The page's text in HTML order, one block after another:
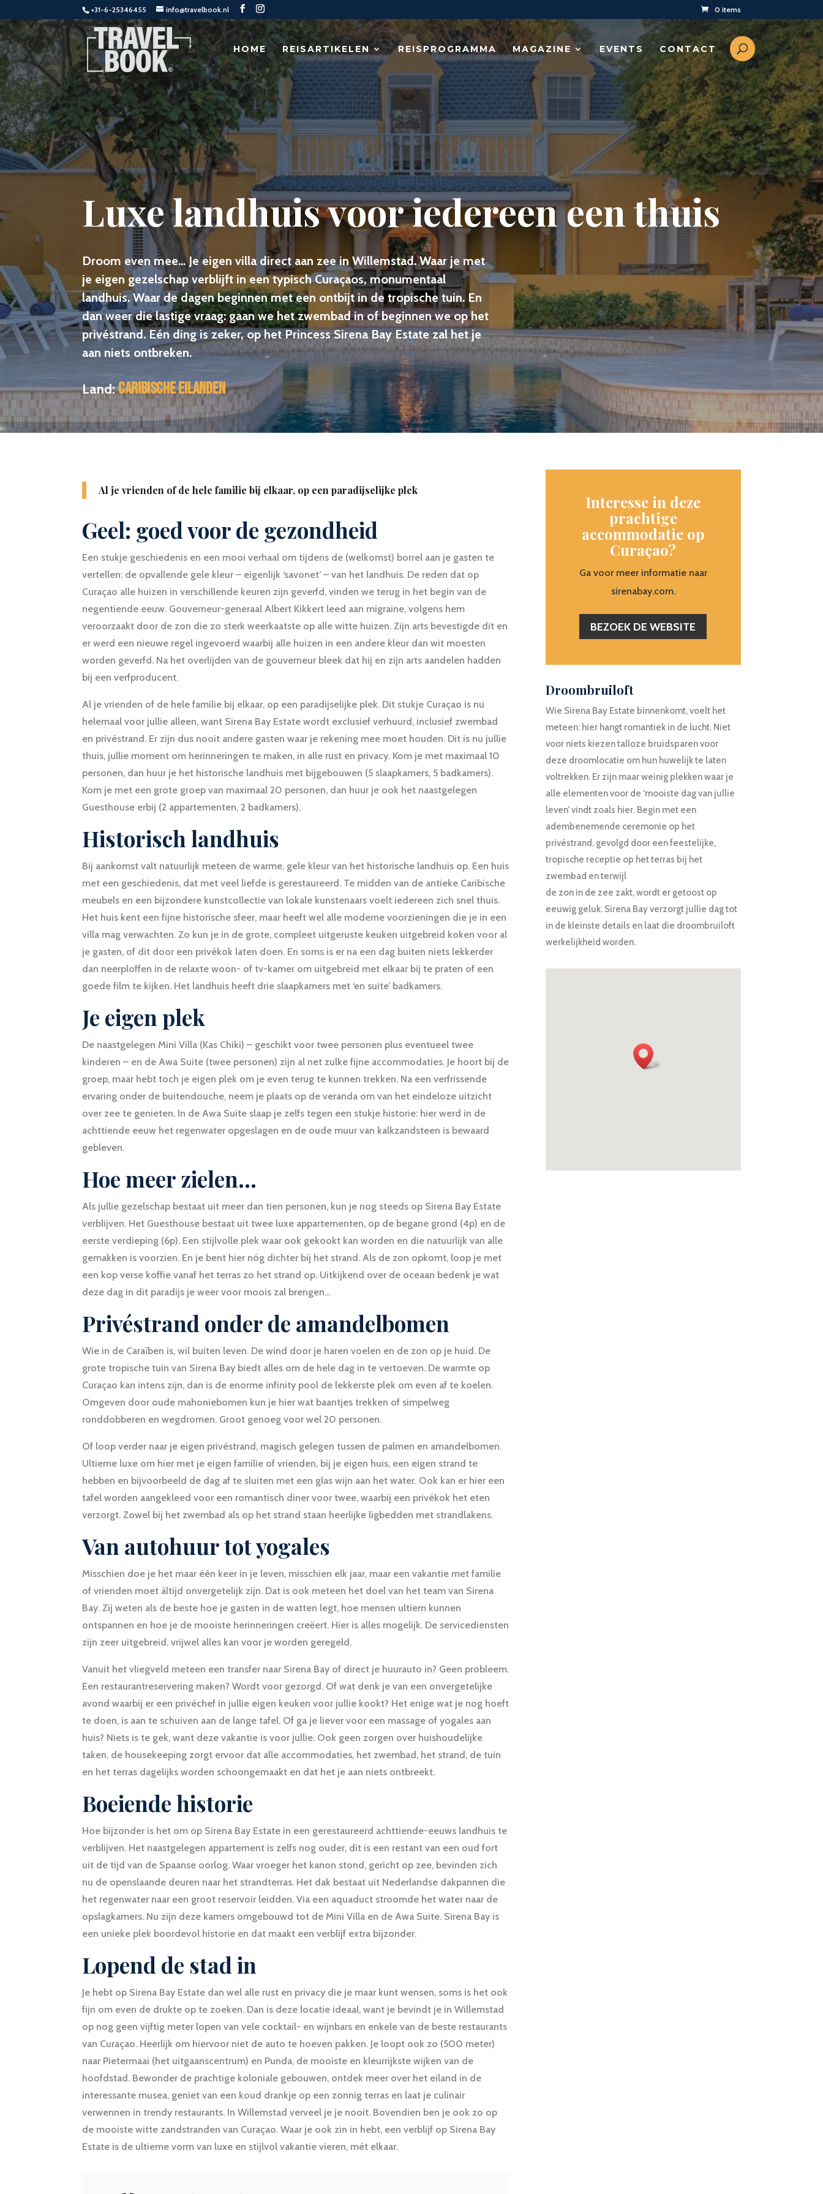
+31-6-25346455 info@travelbook.nl 0 items
HOME REISARTIKELEN REISPROGRAMMA MAGAZINE EVENTS CONTACT
Luxe landhuis voor iedereen een thuis
Droom even mee… Je eigen villa direct aan zee in Willemstad. Waar je met
je eigen gezelschap verblijft in een typisch Curaçaos, monumentaal
landhuis. Waar de dagen beginnen met een ontbijt in de tropische tuin. En
dan weer die lastige vraag: gaan we het zwembad in of beginnen we op het
privéstrand. Eén ding is zeker, op het Princess Sirena Bay Estate zal het je
aan niets ontbreken.
Land:Caribische eilanden
Al je vrienden of de hele familie bij elkaar, op een paradijselijke plek
Geel: goed voor de gezondheid
Een stukje geschiedenis en een mooi verhaal om tijdens de (welkomst) borrel aan je gasten te
vertellen: de opvallende gele kleur – eigenlijk ‘savonet’ – van het landhuis. De reden dat op
Curaçao alle huizen in verschillende keuren zijn geverfd, vinden we terug in het begin van de
negentiende eeuw. Gouverneur-generaal Albert Kikkert leed aan migraine, volgens hem
veroorzaakt door de zon die zo sterk weerkaatste op alle witte huizen. Zijn arts bevestigde dit en
er werd een nieuwe regel ingevoerd waarbij alle huizen in een andere kleur dan wit moesten
worden geverfd. Na het overlijden van de gouverneur bleek dat hij en zijn arts aandelen hadden
bij een verfproducent.
Al je vrienden of de hele familie bij elkaar, op een paradijselijke plek. Dit stukje Curaçao is nu
helemaal voor jullie alleen, want Sirena Bay Estate wordt exclusief verhuurd, inclusief zwembad
en privéstrand. Er zijn dus nooit andere gasten waar je rekening mee moet houden. Dit is nu jullie
thuis, jullie moment om herinneringen te maken, in alle rust en privacy. Kom je met maximaal 10
personen, dan huur je het historische landhuis met bijgebouwen (5 slaapkamers, 5 badkamers).
Kom je met een grote groep van maximaal 20 personen, dan huur je ook het naastgelegen
Guesthouse erbij (2 appartementen, 2 badkamers).
Historisch landhuis
Bij aankomst valt natuurlijk meteen de warme, gele kleur van het historische landhuis op. Een huis
met een geschiedenis, dat met veel liefde is gerestaureerd. Te midden van de antieke Caribische
meubels en een bijzondere kunstcollectie van lokale kunstenaars voelt iedereen zich snel thuis.
Het huis kent een fijne historische sfeer, maar heeft wel alle moderne voorzieningen die je in een
villa mag verwachten. Zo kun je in de grote, compleet uitgeruste keuken uitgebreid koken voor al
je gasten, of dit door een privékok laten doen. En soms is er na een dag buiten niets lekkerder
dan neerploffen in de relaxte woon- of tv-kamer om uitgebreid met elkaar bij te praten of een
goede film te kijken. Het landhuis heeft drie slaapkamers met ‘en suite’ badkamers.
Je eigen plek
De naastgelegen Mini Villa (Kas Chiki) – geschikt voor twee personen plus eventueel twee
kinderen – en de Awa Suite (twee personen) zijn al net zulke fijne accommodaties. Je hoort bij de
groep, maar hebt toch je eigen plek om je even terug te kunnen trekken. Na een verfrissende
ervaring onder de buitendouche, neem je plaats op de veranda om van het eindeloze uitzicht
over zee te genieten. In de Awa Suite slaap je zelfs tegen een stukje historie: hier werd in de
achttiende eeuw het regenwater opgeslagen en de oude muur van kalkzandsteen is bewaard
gebleven.
Hoe meer zielen…
Als jullie gezelschap bestaat uit meer dan tien personen, kun je nog steeds op Sirena Bay Estate
verblijven. Het Guesthouse bestaat uit twee luxe appartementen, op de begane grond (4p) en de
eerste verdieping (6p). Een stijlvolle plek waar ook gekookt kan worden en die natuurlijk van alle
gemakken is voorzien. En je bent hier nóg dichter bij het strand. Als de zon opkomt, loop je met
een kop verse koffie vanaf het terras zo het strand op. Uitkijkend over de oceaan bedenk je wat
deze dag in dit paradijs je weer voor moois zal brengen…
Privéstrand onder de amandelbomen
Wie in de Caraïben is, wil buiten leven. De wind door je haren voelen en de zon op je huid. De
grote tropische tuin van Sirena Bay biedt alles om de hele dag in te vertoeven. De warmte op
Curaçao kan intens zijn, dan is de enorme infinity pool de lekkerste plek om even af te koelen.
Omgeven door oude mahoniebomen kun je hier wat baantjes trekken of simpelweg
ronddobberen en wegdromen. Groot genoeg voor wel 20 personen.
Of loop verder naar je eigen privéstrand, magisch gelegen tussen de palmen en amandelbomen.
Ultieme luxe om hier met je eigen familie of vrienden, bij je eigen huis, een eigen strand te
hebben en bijvoorbeeld de dag af te sluiten met een glas wijn aan het water. Ook kan er hier een
tafel worden aangekleed voor een romantisch diner voor twee, waarbij een privékok het eten
verzorgt. Zowel bij het zwembad als op het strand staan heerlijke ligbedden met strandlakens.
Van autohuur tot yogales
Misschien doe je het maar één keer in je leven, misschien elk jaar, maar een vakantie met familie
of vrienden moet áltijd onvergetelijk zijn. Dat is ook meteen het doel van het team van Sirena
Bay. Zij weten als de beste hoe je gasten in de watten legt, hoe mensen ultiem kunnen
ontspannen en hoe je de mooiste herinneringen creëert. Hier is alles mogelijk. De servicediensten
zijn zeer uitgebreid, vrijwel alles kan voor je worden geregeld.
Vanuit het vliegveld meteen een transfer naar Sirena Bay of direct je huurauto in? Geen probleem.
Een restaurantreservering maken? Wordt voor gezorgd. Of wat denk je van een onvergetelijke
avond waarbij er een privéchef in jullie eigen keuken voor jullie kookt? Het enige wat je nog hoeft
te doen, is aan te schuiven aan de lange tafel. Of ga je liever voor een massage of yogales aan
huis? Niets is te gek, want deze vakantie is voor jullie. Ook geen zorgen over huishoudelijke
taken, de housekeeping zorgt ervoor dat alle accommodaties, het zwembad, het strand, de tuin
en het terras dagelijks worden schoongemaakt en dat het je aan niets ontbreekt.
Boeiende historie
Hoe bijzonder is het om op Sirena Bay Estate in een gerestaureerd achttiende-eeuws landhuis te
verblijven. Het naastgelegen appartement is zelfs nog ouder, dit is een restant van een oud fort
uit de tijd van de Spaanse oorlog. Waar vroeger het kanon stond, gericht op zee, bevinden zich
nu de openslaande deuren naar het strandterras. Het dak bestaat uit Nederlandse dakpannen die
het regenwater naar een groot reservoir leidden. Via een aquaduct stroomde het water naar de
opslagkamers. Nu zijn deze kamers omgebouwd tot de Mini Villa en de Awa Suite. Sirena Bay is
een unieke plek boordevol historie en dat maakt een verblijf extra bijzonder.
Lopend de stad in
Je hebt op Sirena Bay Estate dan wel alle rust en privacy die je maar kunt wensen, soms is het ook
fijn om even de drukte op te zoeken. Dan is deze locatie ideaal, want je bevindt je in Willemstad
op nog geen vijftig meter lopen van vele cocktail- en wijnbars en enkele van de beste restaurants
van Curaçao. Heerlijk om hiervoor niet de auto te hoeven pakken. Je loopt ook zo (500 meter)
naar Pietermaai (het uitgaanscentrum) en Punda, de mooiste en kleurrijkste wijken van de
hoofdstad. Bewonder de prachtige koloniale gebouwen, ontdek meer over het eiland in de
interessante musea, geniet van een koud drankje op een zonnig terras en laat je culinair
verwennen in trendy restaurants. In Willemstad verveel je je nooit. Bovendien ben je ook zo op
de mooiste witte zandstranden van Curaçao. Waar je ook zin in hebt, een verblijf op Sirena Bay
Estate is de ultieme vorm van luxe en stijlvol vakantie vieren, mét elkaar.
Interesse in deze
prachtige
accommodatie op
Curaçao?
Ga voor meer informatie naar
sirenabay.com.
BEZOEK DE WEBSITE
Droombruiloft
Wie Sirena Bay Estate binnenkomt, voelt het
meteen: hier hangt romantiek in de lucht. Niet
voor niets kiezen talloze bruidsparen voor
deze droomlocatie om hun huwelijk te laten
voltrekken. Er zijn maar weinig plekken waar je
alle elementen voor de ‘mooiste dag van jullie
leven’ vindt zoals hier. Begin met een
adembenemende ceremonie op het
privéstrand, gevolgd door een feestelijke,
tropische receptie op het terras bij het
zwembad en terwijl
de zon in de zee zakt, wordt er getoost op
eeuwig geluk. Sirena Bay verzorgt jullie dag tot
in de kleinste details en laat die droombruiloft
werkelijkheid worden.